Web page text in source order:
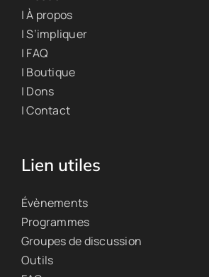
| À propos
| S’impliquer
| FAQ
| Boutique
| Dons
| Contact
Lien utiles
Évènements
Programmes
Groupes de discussion
Outils